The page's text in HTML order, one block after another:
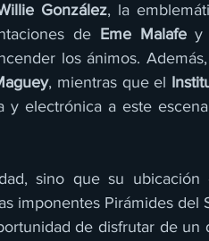
González, la
de Eme Malafe y
los ánimos.
, mientras que el
electrónica a este
imponentes Pirámides del
de disfrutar de un